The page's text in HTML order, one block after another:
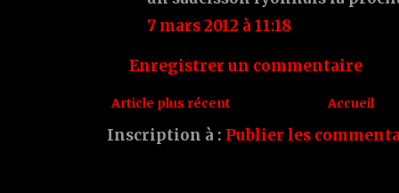
7 mars 2012 à 11:18
Enregistrer un commentaire
Article plus récent Accueil
Inscription à : Publier les